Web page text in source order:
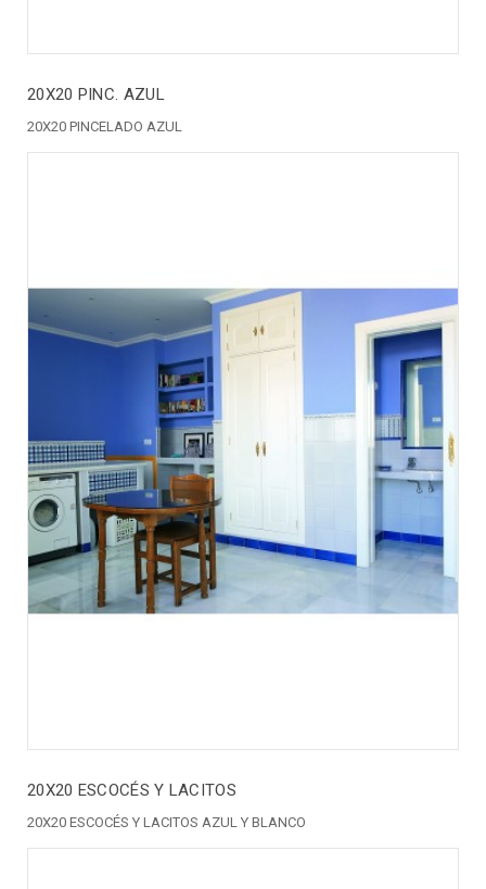
20X20 PINC. AZUL
20X20 PINCELADO AZUL
20X20 ESCOCÉS Y LACITOS
20X20 ESCOCÉS Y LACITOS AZUL Y BLANCO